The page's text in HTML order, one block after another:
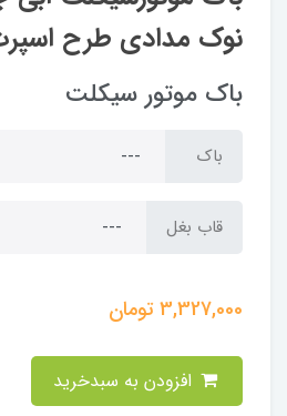
نوک مدادی طرح
باک موتور سیکلت
باک
قاب بغل
3,327,000تومان